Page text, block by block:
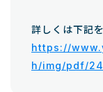
詳しくは下記
https://
h/img/pdf/